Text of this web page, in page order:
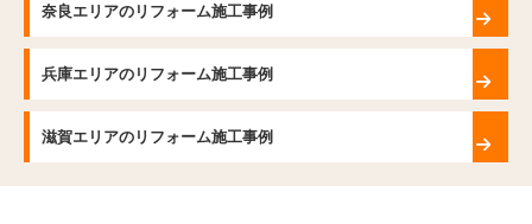
奈良エリアのリフォーム施工事例
兵庫エリアのリフォーム施工事例
滋賀エリアのリフォーム施工事例